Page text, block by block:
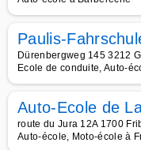
Paulis-
Dürenbergweg 145 3212
Ecole de conduite, Auto-
Auto-Ecole de
route du Jura 12A 1700
Auto-école, Moto-école à